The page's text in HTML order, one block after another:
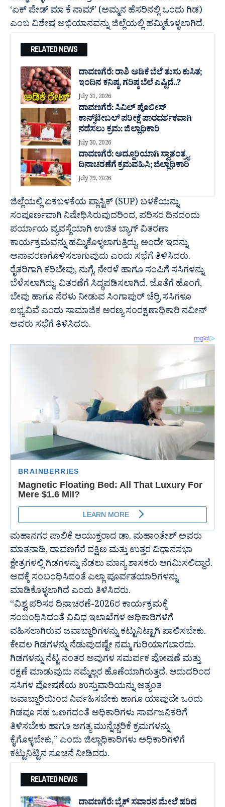
‘ಏಕ್ ಪೇಡ್ ಮಾ ಕೆ ನಾಮ್’ (ಅಮ್ಮನ ಹೆಸರಿನಲ್ಲಿ ಒಂದು ಗಿಡ)
ಎಂಬ ವಿಶೇಷ ಅಭಿಯಾನವನ್ನು ಜಿಲ್ಲೆಯಲ್ಲಿ ಹಮ್ಮಿಕೊಳ್ಳಲಾಗಿದೆ.
RELATED NEWS
ದಾವಣಗೆರೆ: ರಾಶಿ ಅಡಿಕೆ ಬೆಲೆ ತುಸು‌ ಕುಸಿತ;
ಇಂದಿನ ಕನಿಷ್ಠ, ಗರಿಷ್ಠ ಬೆಲೆ ಎಷ್ಟಿದೆ..?
July 31, 2026
ದಾವಣಗೆರೆ: ಸಿವಿಲ್ ಪೊಲೀಸ್
ಕಾನ್ಸ್‌ಟೇಬಲ್ ಪರೀಕ್ಷೆ ಪಾರದರ್ಶಕವಾಗಿ
ನಡೆಸಲು ಕ್ರಮ: ಜಿಲ್ಲಾಧಿಕಾರಿ
July 30, 2026
ದಾವಣಗೆರೆ: ಅದ್ದೂರಿಯಾಗಿ ಸ್ವಾತಂತ್ರ್ಯ
ದಿನಾಚರಣೆಗೆ ಕ್ರಮವಹಿಸಿ; ಜಿಲ್ಲಾಧಿಕಾರಿ
July 29, 2026
ಜಿಲ್ಲೆಯಲ್ಲಿ ಏಕಬಳಕೆಯ ಪ್ಲಾಸ್ಟಿಕ್ (SUP) ಬಳಕೆಯನ್ನು
ಸಂಪೂರ್ಣವಾಗಿ ನಿಷೇಧಿಸಿರುವುದರಿಂದ, ಪರಿಸರ ದಿನದಂದು
ಪರ್ಯಾಯ ವ್ಯವಸ್ಥೆಯಾಗಿ ಉಚಿತ ಬ್ಯಾಗ್ ವಿತರಣಾ
ಕಾರ್ಯಕ್ರಮವನ್ನು ಹಮ್ಮಿಕೊಳ್ಳಲಾಗುತ್ತಿದ್ದು, ಅಂದೇ ಇದನ್ನು
ಅನಾವರಣಗೊಳಿಸಲಾಗುವುದು ಎಂದು ಸಭೆಗೆ ತಿಳಿಸಿದರು.
ರೈತರಿಗಾಗಿ ಕರಿಬೇವು, ನುಗ್ಗೆ, ನೇರಳೆ ಹಾಗೂ ಸಂಪಿಗೆ ಸಸಿಗಳನ್ನು
ಬೆಳೆಸಲಾಗಿದ್ದು, ವಿತರಣೆಗೆ ಸಿದ್ಧಪಡಿಸಲಾಗಿದೆ. ಜೊತೆಗೆ ಹೊಂಗೆ,
ಬೇವು ಹಾಗೂ ನೆರಳು ನೀಡುವ ಸಿಂಗಾಪುರ್ ಚೆರ್ರಿ ಸಸಿಗಳೂ
ಲಭ್ಯವಿವೆ ಎಂದು ಸಾಮಾಜಿಕ ಅರಣ್ಯ ಸಂರಕ್ಷಣಾಧಿಕಾರಿ ನವೀನ್‌
ಅವರು ಸಭೆಗೆ ತಿಳಿಸಿದರು.
ಮಹಾನಗರ ಪಾಲಿಕೆ ಆಯುಕ್ತರಾದ ಡಾ. ಮಹಾಂತೇಶ್‌ ಅವರು
ಮಾತನಾಡಿ, ದಾವಣಗೆರೆ ದಕ್ಷಿಣ ಮತ್ತು ಉತ್ತರ ವಿಧಾನಸಭಾ
ಕ್ಷೇತ್ರಗಳಲ್ಲಿ ಗಿಡಗಳನ್ನು ನೆಡಲು ಮಾನ್ಯ ಶಾಸಕರು ಆಗಮಿಸಲಿದ್ದಾರೆ.
ಅದಕ್ಕೆ ಸಂಬಂಧಿಸಿದಂತೆ ಎಲ್ಲಾ ಪೂರ್ವತಯಾರಿಗಳನ್ನು
ಮಾಡಿಕೊಳ್ಳಲಾಗಿದೆ ಎಂದು ತಿಳಿಸಿದರು.
“ವಿಶ್ವ ಪರಿಸರ ದಿನಾಚರಣೆ-2026ರ ಕಾರ್ಯಕ್ರಮಕ್ಕೆ
ಸಂಬಂಧಿಸಿದಂತೆ ವಿವಿಧ ಇಲಾಖೆಗಳ ಅಧಿಕಾರಿಗಳಿಗೆ
ವಹಿಸಲಾಗಿರುವ ಜವಾಬ್ದಾರಿಗಳನ್ನು ಕಟ್ಟುನಿಟ್ಟಾಗಿ ಪಾಲಿಸಬೇಕು.
ಕೇವಲ ಗಿಡಗಳನ್ನು ನೆಡುವುದಷ್ಟೇ ನಮ್ಮ ಗುರಿಯಾಗಬಾರದು.
ಗಿಡಗಳನ್ನು ನೆಟ್ಟ ನಂತರ ಅವುಗಳ ಸಮರ್ಪಕ ಪೋಷಣೆ ಮತ್ತು
ರಕ್ಷಣೆ ಮಾಡುವುದು ನಮ್ಮೆಲ್ಲರ ಹೊಣೆಯಾಗಿರುತ್ತದೆ. ಆದುದರಿಂದ
ಸಸಿಗಳ ಪೋಷಣೆಯ ಉಸ್ತುವಾರಿಯನ್ನು ಅತ್ಯಂತ
ಜವಾಬ್ದಾರಿಯಿಂದ ನಿರ್ವಹಿಸಬೇಕು ಹಾಗೂ ಯಾವುದೇ ಒಂದು
ಗಿಡವೂ ಸಹ ಒಣಗದಂತೆ ಅಧಿಕಾರಿಗಳು ಸಾರ್ವಜನಿಕರಿಗೆ
ತಿಳಿಸಬೇಕು ಹಾಗೂ ಅಗತ್ಯ ಮುನ್ನೆಚ್ಚರಿಕೆ ಕ್ರಮಗಳನ್ನು
ಕೈಗೊಳ್ಳಬೇಕು,” ಎಂದು ಜಿಲ್ಲಾಧಿಕಾರಿಗಳು ಅಧಿಕಾರಿಗಳಿಗೆ
ಕಟ್ಟುನಿಟ್ಟಿನ ಸೂಚನೆ ನೀಡಿದರು.
RELATED NEWS
ದಾವಣಗೆರೆ: ಬೈಕ್ ಸವಾರನ ಮೇಲೆ ಹರಿದ